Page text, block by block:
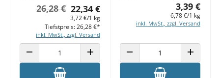
22,34 €
26,28 €
3,72 €/1 kg
inkl. MwSt., zzgl. Versand
Tiefstpreis: 26,28 €*
ANZAHL VERRINGERN ANZAHL ERHÖHEN
3,39 €
6,78 €/1 kg
inkl. MwSt., zzgl. Versand
ANZAHL VERRINGERN ANZAHL